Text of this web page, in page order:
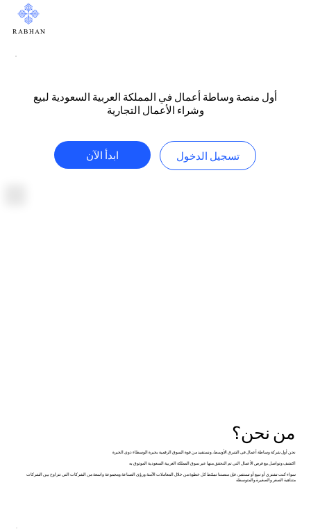
أول منصة وساطة أعمال في المملكة العربية السعودية لبيع
وشراء الأعمال التجارية
ابدأ الآن تسجيل الدخول
من نحن؟
نحن أول شركة وساطة أعمال في الشرق الأوسط، ونستفيد من قوة السوق الرقمية بخبرة الوسطاء ذوي الخبرة
اكتشف وتواصل مع فرص الأعمال التي تم التحقق منها عبر سوق المملكة العربية السعودية الموثوق به
سواء كنت تشتري أو تبيع أو تستثمر، فإن منصتنا تبسّط كل خطوة من خلال المعاملات الآمنة ورؤى الصناعة ومجموعة واسعة من الشركات التي تتراوح بين الشركات
متناهية الصغر والصغيرة والمتوسطة